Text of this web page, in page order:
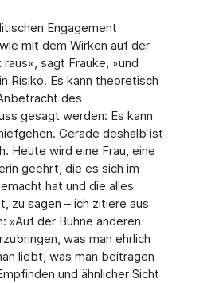
Engagement
mit dem Wirken auf der
sagt Frauke, »und
Risiko. Es kann theoretisch
des
gesagt werden: Es kann
Gerade deshalb ist
Heute wird eine Frau, eine
geehrt, die es sich im
hat und die alles
zu sagen – ich zitiere aus
»Auf der Bühne anderen
was man ehrlich
liebt, was man beitragen
und ähnlicher Sicht